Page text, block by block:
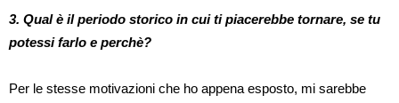
3. Qual è il periodo storico in cui ti piacerebbe tornare, se tu
potessi farlo e perchè?
Per le stesse motivazioni che ho appena esposto, mi sarebbe